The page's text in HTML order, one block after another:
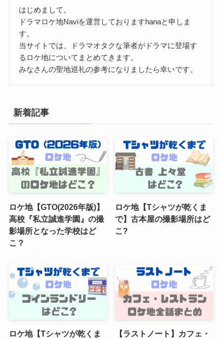
はじめまして。
ドラマロケ地Naviを運営しておりますhanaと申しま
す。
当サイトでは、ドラマオタクな筆者がドラマに登場す
るロケ地についてまとめてきます。
みなさんの聖地巡礼の参考になりましたら幸いです。
新着記事
ロケ地【GTO(2026年版)】
高校『私立誠進学園』の撮
影場所となった学校はど
こ？
ロケ地【Tシャツが乾くま
で】古本屋の撮影場所はど
こ?
ロケ地【Tシャツが乾くま
【ラストノート】カフェ・